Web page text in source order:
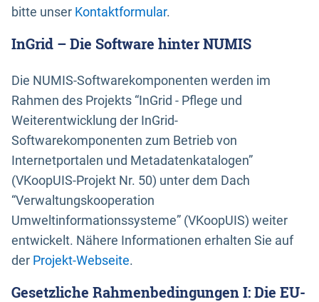
bitte unser Kontaktformular.
InGrid – Die Software hinter NUMIS
Die NUMIS-Softwarekomponenten werden im
Rahmen des Projekts “InGrid - Pflege und
Weiterentwicklung der InGrid-
Softwarekomponenten zum Betrieb von
Internetportalen und Metadatenkatalogen”
(VKoopUIS-Projekt Nr. 50) unter dem Dach
“Verwaltungskooperation
Umweltinformationssysteme” (VKoopUIS) weiter
entwickelt. Nähere Informationen erhalten Sie auf
der Projekt-Webseite.
Gesetzliche Rahmenbedingungen I: Die EU-